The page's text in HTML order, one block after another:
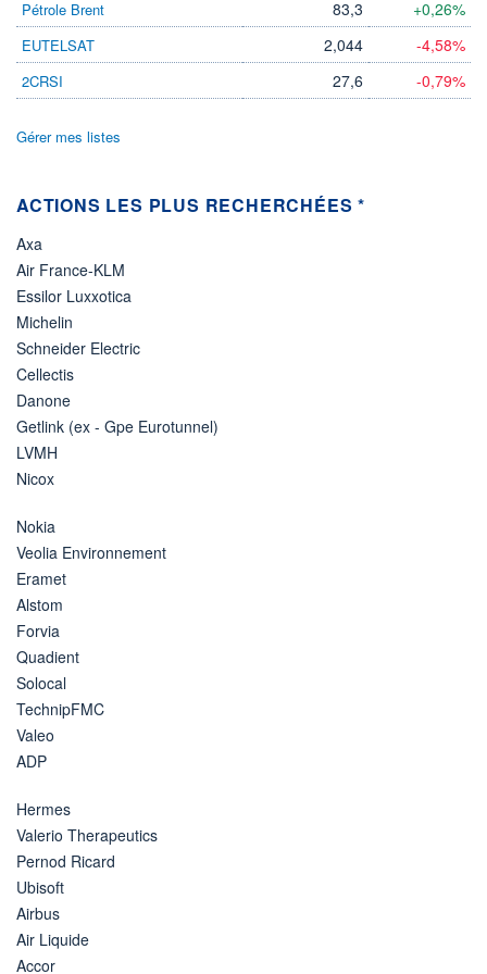
Non éligible
Boursobank
Pétrole Brent 83,3 +0,26%
EUTELSAT 2,044 -4,58%
2CRSI 27,6 -0,79%
Gérer mes listes
ACTIONS LES PLUS RECHERCHÉES *
Axa
Air France-KLM
Essilor Luxxotica
Michelin
Schneider Electric
Cellectis
Danone
Getlink (ex - Gpe Eurotunnel)
LVMH
Nicox
Nokia
Veolia Environnement
Eramet
Alstom
Forvia
Quadient
Solocal
TechnipFMC
Valeo
ADP
Hermes
Valerio Therapeutics
Pernod Ricard
Ubisoft
Airbus
Air Liquide
Accor